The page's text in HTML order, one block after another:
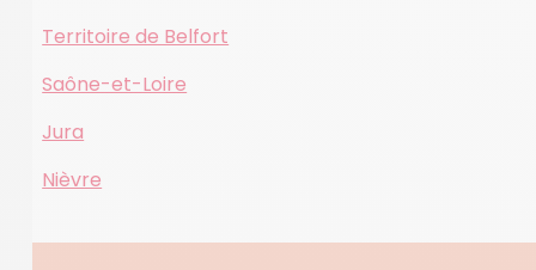
Territoire de Belfort
Saône-et-Loire
Jura
Nièvre